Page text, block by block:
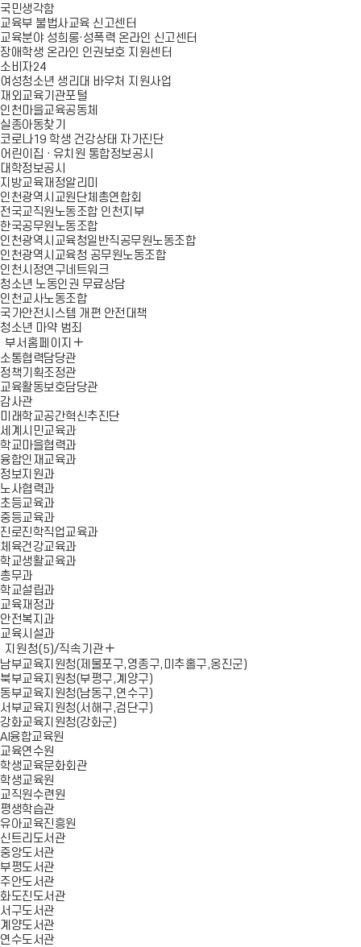
모
음
이
전
슬
라
이
드
모
음
정
지
모
음
재
생
모
음
다
음
라
이
드
너
모
음
더
보
기
국민생각함
교육부 불법사교육 신고센터
교육분야 성희롱·성폭력 온라인 신고센터
장애학생 온라인 인권보호 지원센터
소비자24
여성청소년 생리대 바우처 지원사업
재외교육기관포털
인천마을교육공동체
실종아동찾기
코로나19 학생 건강상태 자가진단
어린이집 · 유치원 통합정보공시
대학정보공시
지방교육재정알리미
인천광역시교원단체총연합회
전국교직원노동조합 인천지부
한국공무원노동조합
인천광역시교육청일반직공무원노동조합
인천광역시교육청 공무원노동조합
인천시정연구네트워크
청소년 노동인권 무료상담
인천교사노동조합
국가안전시스템 개편 안전대책
청소년 마약 범죄
부서홈페이지
소통협력담당관
정책기획조정관
교육활동보호담당관
감사관
미래학교공간혁신추진단
세계시민교육과
학교마을협력과
융합인재교육과
정보지원과
노사협력과
초등교육과
중등교육과
진로진학직업교육과
체육건강교육과
학교생활교육과
총무과
학교설립과
교육재정과
안전복지과
교육시설과
지원청(5)/직속기관
남부교육지원청(제물포구,영종구,미추홀구,옹진군)
북부교육지원청(부평구,계양구)
동부교육지원청(남동구,연수구)
서부교육지원청(서해구,검단구)
강화교육지원청(강화군)
AI융합교육원
교육연수원
학생교육문화회관
학생교육원
교직원수련원
평생학습관
유아교육진흥원
신트리도서관
중앙도서관
부평도서관
주안도서관
화도진도서관
서구도서관
계양도서관
연수도서관